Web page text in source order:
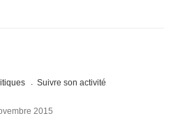
Suivre son activité
2015